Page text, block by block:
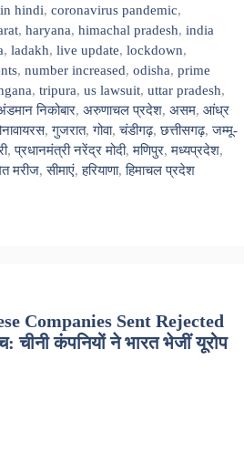
hindi, coronavirus pandemic,
, haryana, himachal pradesh, india
, ladakh, live update, lockdown,
, number increased, odisha, prime
, tripura, us lawsuit, uttar pradesh,
निकोबार, अरुणाचल प्रदेश, असम, आंध्र
,गुजरात,गोवा,चंडीगढ़,छत्तीसगढ़,जम्मू-
,प्रधानमंत्री नरेंद्र मोदी,मणिपुर,मध्यप्रदेश,
मरीज,सीमाएं,हरियाणा,हिमाचल प्रदेश
Companies Sent Rejected
कंपनियों ने भारत भेजीं यूरोप